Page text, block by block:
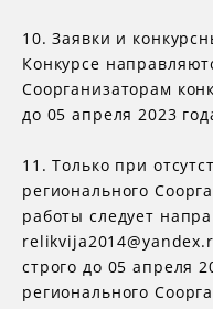
10. Заявки и
Конкурсе
Соорганизаторам
до 05 апреля 2023
11. Только при
регионального
работы следует
строго до 05 апреля
регионального